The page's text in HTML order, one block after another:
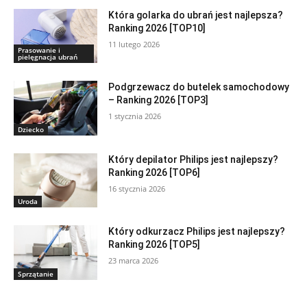
Prasowanie i
pielęgnacja ubrań
Która golarka do ubrań jest najlepsza?
Ranking 2026 [TOP10]
11 lutego 2026
Dziecko
Podgrzewacz do butelek samochodowy
– Ranking 2026 [TOP3]
1 stycznia 2026
Uroda
Który depilator Philips jest najlepszy?
Ranking 2026 [TOP6]
16 stycznia 2026
Sprzątanie
Który odkurzacz Philips jest najlepszy?
Ranking 2026 [TOP5]
23 marca 2026